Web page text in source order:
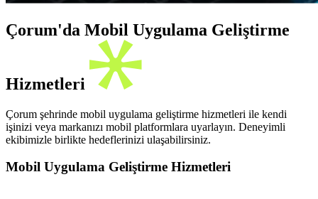
Çorum'da Mobil Uygulama Geliştirme
Hizmetleri
Çorum şehrinde mobil uygulama geliştirme hizmetleri ile kendi
işinizi veya markanızı mobil platformlara uyarlayın. Deneyimli
ekibimizle birlikte hedeflerinizi ulaşabilirsiniz.
Mobil Uygulama Geliştirme Hizmetleri